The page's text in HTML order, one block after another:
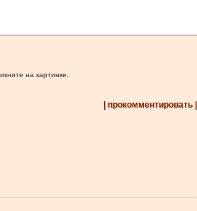
на картинке.
| прокомментировать |